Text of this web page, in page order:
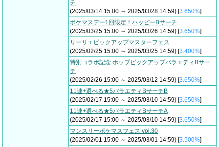
チ
(2025/03/14 15:00 ～ 2025/03/28 14:59) [3.650%]
ポケマスデー1回限定！ハッピーBサーチ
(2025/03/25 15:00 ～ 2025/03/26 14:59) [3.650%]
リーリエピックアップマスターフェス
(2025/02/25 15:00 ～ 2025/03/25 14:59) [3.400%]
特別コラボ記念 ホップピックアップバラエティBサー
チ
(2025/02/26 15:00 ～ 2025/03/12 14:59) [3.650%]
11連+選べる★5バラエティBサーチB
(2025/02/17 15:00 ～ 2025/03/10 14:59) [3.650%]
11連+選べる★5バラエティBサーチA
(2025/02/17 15:00 ～ 2025/03/10 14:59) [3.650%]
マンスリーポケマスフェス vol.30
(2025/02/01 15:00 ～ 2025/03/01 14:59) [3.500%]